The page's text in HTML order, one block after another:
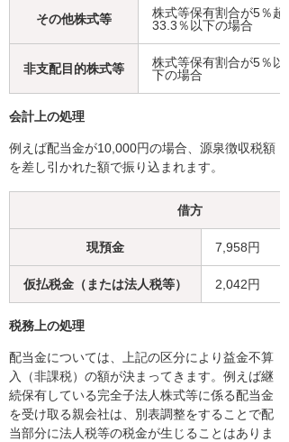
その他株式等
株式等保有割合が5％超
33.3％以下の場合
非支配目的株式等
株式等保有割合が5％以
下の場合
会計上の処理
例えば配当金が10,000円の場合、源泉徴収税額
を差し引かれた額で振り込まれます。
借方
現預金 7,958円
仮払税金（または法人税等） 2,042円
税務上の処理
配当金については、上記の区分により益金不算
入（非課税）の額が決まってきます。例えば継
続保有している完全子法人株式等に係る配当金
を受け取る親会社は、別表調整をすることで配
当部分に法人税等の税金が生じることはありま